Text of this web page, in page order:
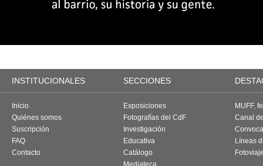
INSTITUCIONALES SECCIONES
Inicio
Quiénes somos
Suscripción
FAQ
Contacto
Exposiciones
Fotografías del CdF
Investigación
Educativa
Catálogo
Mediateca
MUFF,
Canal
Líneas